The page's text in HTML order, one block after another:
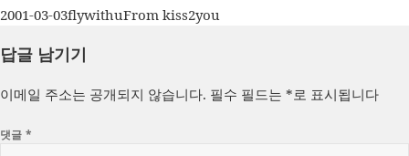
작
일
2001-03-03글
이
flywithu카
From kiss2you
답글 남기기
이메일 주소는 공개되지 않습니다. 필수 필드는 *로 표시됩니다
댓글*